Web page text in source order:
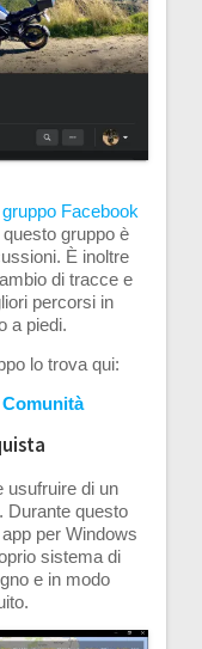
gruppo Facebook
questo gruppo è
È inoltre
di tracce e
percorsi in
a piedi.
lo trova qui:
usufruire di un
Durante questo
per Windows
sistema di
e in modo